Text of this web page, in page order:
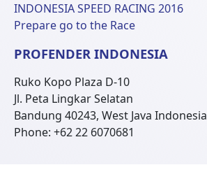
INDONESIA SPEED RACING 2016
Prepare go to the Race
PROFENDER INDONESIA
Ruko Kopo Plaza D-10
Jl. Peta Lingkar Selatan
Bandung 40243, West Java Indonesia
Phone: +62 22 6070681